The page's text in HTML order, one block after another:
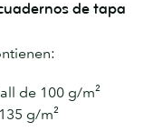
de tapa
de 100 g/m²
g/m²